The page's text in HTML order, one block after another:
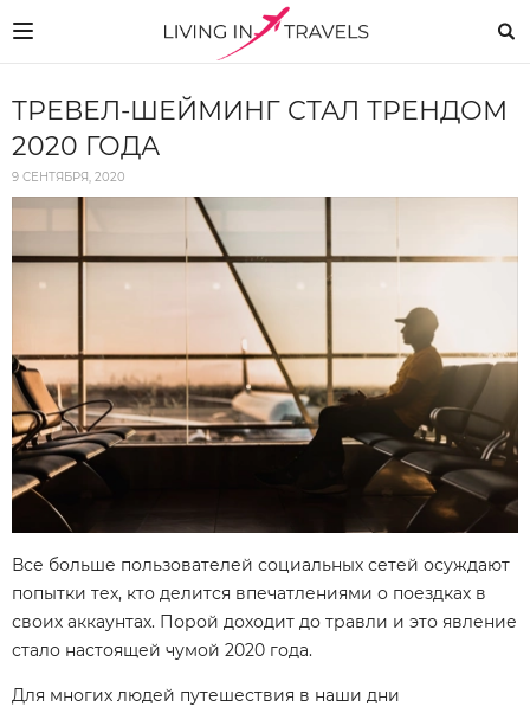
ТРЕВЕЛ-ШЕЙМИНГ СТАЛ ТРЕНДОМ
2020 ГОДА
9 СЕНТЯБРЯ, 2020
Все больше пользователей социальных сетей осуждают
попытки тех, кто делится впечатлениями о поездках в
своих аккаунтах. Порой доходит до травли и это явление
стало настоящей чумой 2020 года.
Для многих людей путешествия в наши дни